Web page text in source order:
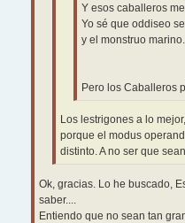
Y esos caballeros
Yo sé que oddiseo
y el monstruo marino.
Pero los Caballeros
Los lestrigones a lo
porque el modus
distinto. A no ser que
Ok, gracias. Lo he buscado,
saber....
Entiendo que no sean tan